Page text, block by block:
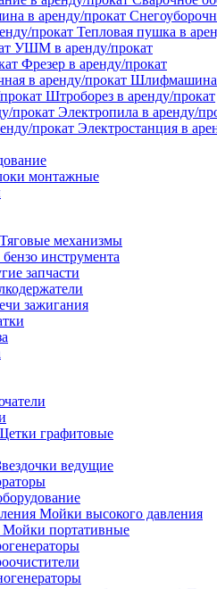
Тепловая пушка в
УШМ в аренду/прокат
Фрезер в аренду/прокат
Шлифмашина
Штроборез в аренду/прокат
Электропила в аренду/
Электростанция в
монтажные
Тяговые механизмы
инструмента
запчасти
зажигания
графитовые
ведущие
Мойки высокого давления
Мойки портативные